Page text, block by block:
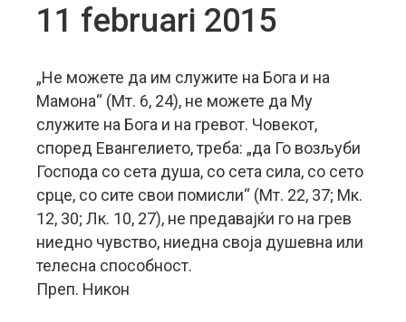
11 februari 2015
„Не можете да им служите на Бога и на
Мамона“ (Мт. 6, 24), не можете да Му
служите на Бога и на гревот. Човекот,
според Евангелието, треба: „да Го возљуби
Господа со сета душа, со сета сила, со сето
срце, со сите свои помисли“ (Мт. 22, 37; Мк.
12, 30; Лк. 10, 27), не предавајќи го на грев
ниедно чувство, ниедна своја душевна или
телесна способност.
Преп. Никон